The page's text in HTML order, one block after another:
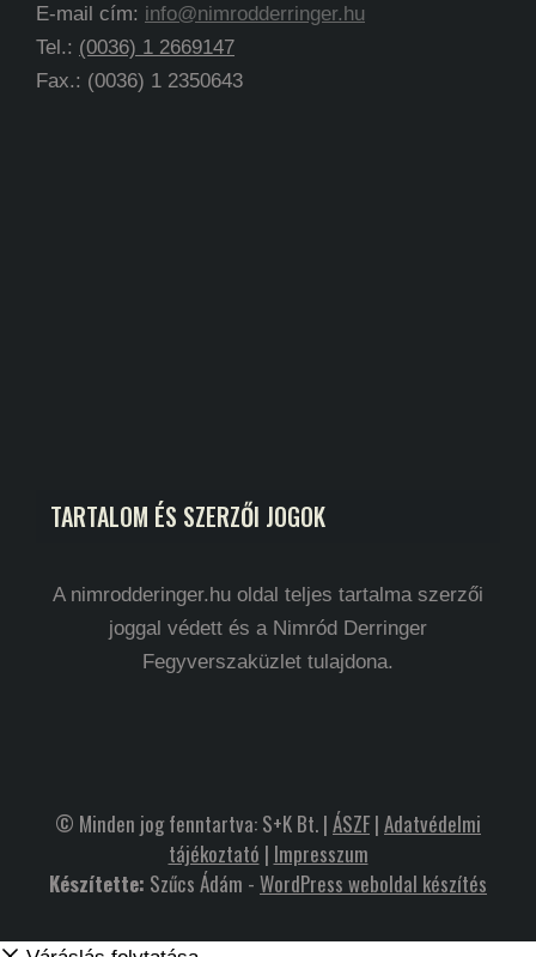
E-mail cím: info@nimrodderringer.hu
Tel.: (0036) 1 2669147
Fax.: (0036) 1 2350643
TARTALOM ÉS SZERZŐI JOGOK
A nimrodderinger.hu oldal teljes tartalma szerzői
joggal védett és a Nimród Derringer
Fegyverszaküzlet tulajdona.
© Minden jog fenntartva: S+K Bt. | ÁSZF| Adatvédelmi
tájékoztató | Impresszum
Készítette: Szűcs Ádám - WordPress weboldal készítés